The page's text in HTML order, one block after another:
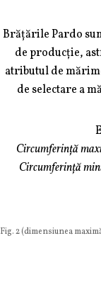
Brățările Pardo
de producție,
atributul de
de selectare a
Circumferință
Circumferință
Fig. 2 (dimensiunea